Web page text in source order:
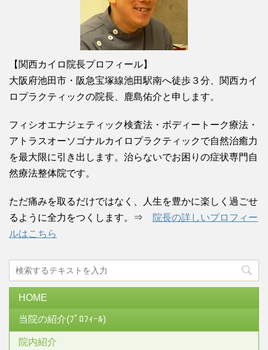
【関西カイロ院長プロフィール】
大阪府池田市・阪急宝塚線池田駅南へ徒歩３分、関西カイ
ロプラクティックの院長、鹿島佑介と申します。
フィシオエナジェティック検査法・ボディートーク療法・
アトラスオーソゴナルカイロプラクティックで自然治癒力
を最大限に引き出します。治らないでお困りの症状専門自
然療法整体院です。
ただ痛みを取るだけではなく、人生を豊かに楽しく過ごせ
るように全力をつくします。⇒
院長の詳しいプロフィー
ルはこちら
HOME
当院の紹介(ﾌﾟﾛﾌｨｰﾙ)
院内紹介